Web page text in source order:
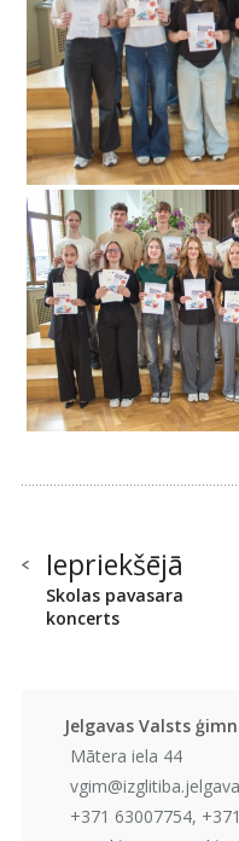
Iepriekšējā
Skolas pavasara
koncerts
Jelgavas Valsts
Mātera iela 44
+371 63007754,